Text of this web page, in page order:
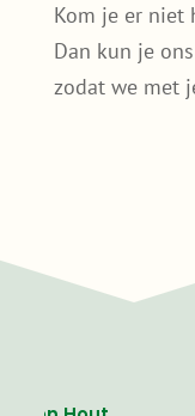
Kom je er niet
Dan kun je
zodat we met